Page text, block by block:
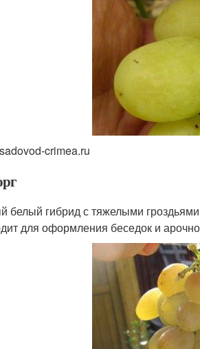
crimea.ru
белый гибрид с тяжелыми гроздьями
для оформления беседок и